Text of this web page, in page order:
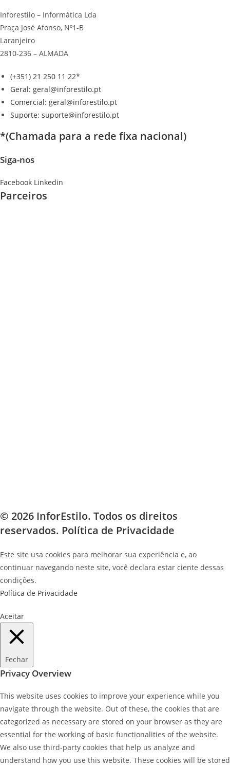
Inforestilo – Informática Lda
Praça José Afonso, Nº1-B
Laranjeiro
2810-236 – ALMADA
(+351) 21 250 11 22*
Geral: geral@inforestilo.pt
Comercial: geral@inforestilo.pt
Suporte: suporte@inforestilo.pt
*(Chamada para a rede fixa nacional)
Siga-nos
Facebook Linkedin
Parceiros
© 2026 InforEstilo. Todos os direitos
reservados. Política de Privacidade
Este site usa cookies para melhorar sua experiência e, ao
continuar navegando neste site, você declara estar ciente dessas
condições.
Política de Privacidade
Aceitar
Fechar
Privacy Overview
This website uses cookies to improve your experience while you
navigate through the website. Out of these, the cookies that are
categorized as necessary are stored on your browser as they are
essential for the working of basic functionalities of the website.
We also use third-party cookies that help us analyze and
understand how you use this website. These cookies will be stored